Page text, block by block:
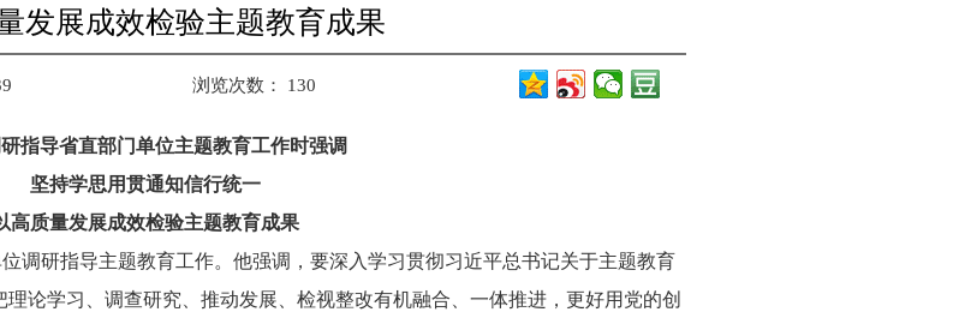
发展成效检验主题教育成果
浏览次数： 130
指导省直部门单位主题教育工作时强调
坚持学思用贯通知信行统一
高质量发展成效检验主题教育成果
调研指导主题教育工作。他强调，要深入学习贯彻习近平总书记关于主题教育
论学习、调查研究、推动发展、检视整改有机融合、一体推进，更好用党的创